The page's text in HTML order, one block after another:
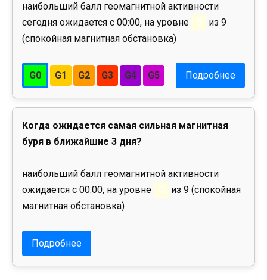
наибольший балл геомагнитной активности
сегодня ожидается с 00:00, на уровне
0
из 9
(спокойная магнитная обстановка)
G0 G1 G2 G3 G4 G5 Подробнее
Когда ожидается самая сильная магнитная
буря в ближайшие 3 дня?
наибольший балл геомагнитной активности
ожидается с 00:00, на уровне
0
из 9 (спокойная
магнитная обстановка)
Подробнее